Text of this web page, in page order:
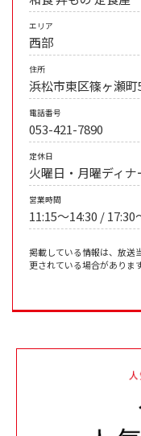
エリア
西部
住所
浜松市東区篠ヶ瀬町
電話番号
053-421-7890
定休日
火曜日・月曜ディナ
営業時間
11:15〜14:30 / 17:30
掲載している情報は、放送
更されている場合があります